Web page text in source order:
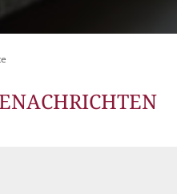
Konzertsaal LMAH